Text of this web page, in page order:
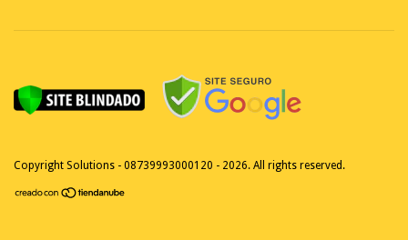
Copyright Solutions - 08739993000120 - 2026. All rights reserved.